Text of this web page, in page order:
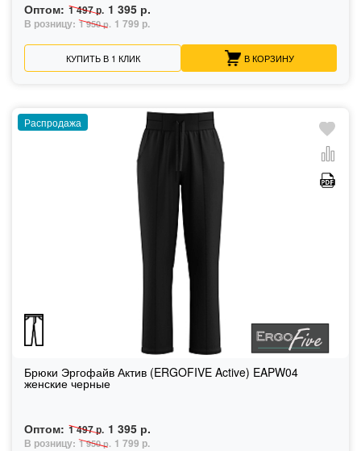
Оптом: 1 497 р. 1 395 р.
В розницу: 1 950 р. 1 799 р.
КУПИТЬ В 1 КЛИК В КОРЗИНУ
Распродажа
Брюки Эргофайв Актив (ERGOFIVE Active) EAPW04
женские черные
Оптом: 1 497 р. 1 395 р.
В розницу: 1 950 р. 1 799 р.